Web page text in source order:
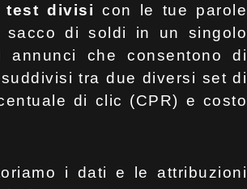
test divisi con le tue parole
di soldi in un singolo
che consentono di
tra due diversi set di
di clic (CPR) e costo
i dati e le attribuzioni